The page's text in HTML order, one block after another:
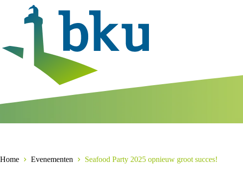
Home Evenementen Seafood Party 2025 opnieuw groot succes!